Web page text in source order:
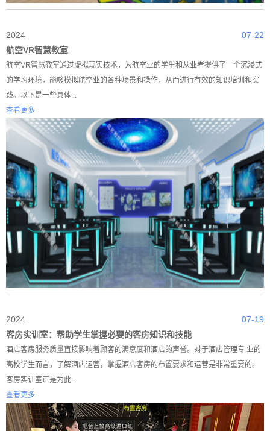
07-22
2024
航空VR智慧教室
航空VR智慧教室通过虚拟现实技术，为航空业的学生和从业者提供了一个沉浸式
的学习环境，能够模拟航空业的各种场景和操作，从而进行有效的知识培训和实
践。以下是一些具体...
查看更多
07-19
2024
客房实训室：帮助学生掌握必要的客房知识和技能
酒店客房服务质量直接影响着顾客的满意度和酒店的声誉。对于酒店管理专 业的
高校学生而言，了解酒店运营，掌握酒店客房的布置要求和运营是非常重要的。
客房实训室正是为此...
查看更多